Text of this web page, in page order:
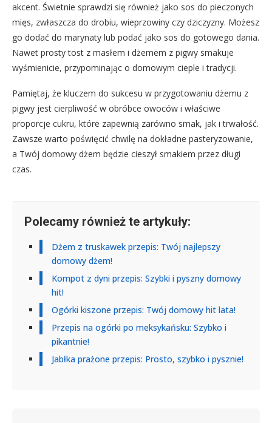
akcent. Świetnie sprawdzi się również jako sos do pieczonych
mięs, zwłaszcza do drobiu, wieprzowiny czy dziczyzny. Możesz
go dodać do marynaty lub podać jako sos do gotowego dania.
Nawet prosty tost z masłem i dżemem z pigwy smakuje
wyśmienicie, przypominając o domowym cieple i tradycji.
Pamiętaj, że kluczem do sukcesu w przygotowaniu dżemu z
pigwy jest cierpliwość w obróbce owoców i właściwe
proporcje cukru, które zapewnią zarówno smak, jak i trwałość.
Zawsze warto poświęcić chwilę na dokładne pasteryzowanie,
a Twój domowy dżem będzie cieszył smakiem przez długi
czas.
Polecamy również te artykuły:
Dżem z truskawek przepis: Twój najlepszy
domowy dżem!
Kompot z dyni przepis: Szybki i pyszny domowy
hit!
Ogórki kiszone przepis: Twój domowy hit lata!
Przepis na ogórki po meksykańsku: Szybko i
pikantnie!
Jabłka prażone przepis: Prosto, szybko i pysznie!